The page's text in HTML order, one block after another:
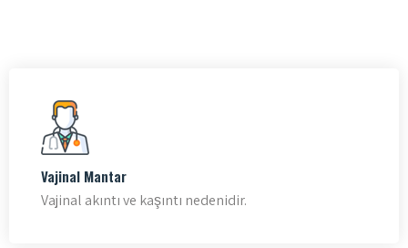
Vajinal Mantar
Vajinal akıntı ve kaşıntı nedenidir.